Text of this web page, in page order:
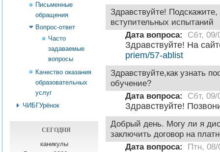
Письменные
обращения
Вопрос-ответ
Часто
задаваемые
вопросы
Качество оказания
образовательных
услуг
ЧИБГУрёнок
СЕГОДНЯ
каникулы
Здравствуйте! Подскажите,
вступительных испытаний
Дата вопроса:
Сбт, 09/
Здравствуйте! На
priem/57-ablist
Здравствуйте,как узнать
обучение?
Дата вопроса:
Сбт, 09/
Здравствуйте!
Добрый день. Могу ли я
заключить договор на
Дата вопроса:
Птн, 08/